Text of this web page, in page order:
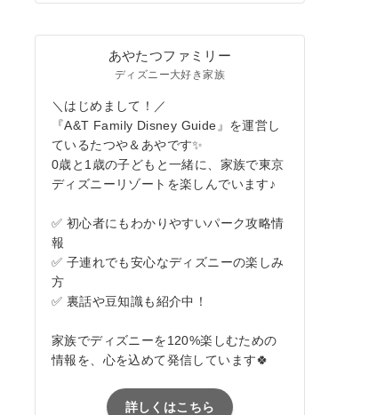
あやたつファミリー
ディズニー大好き家族
＼はじめまして！／
『A&T Family Disney Guide』を運営し
ているたつや＆あやです✨
0歳と1歳の子どもと一緒に、家族で東京
ディズニーリゾートを楽しんでいます♪
✅ 初心者にもわかりやすいパーク攻略情
報
✅ 子連れでも安心なディズニーの楽しみ
方
✅ 裏話や豆知識も紹介中！
家族でディズニーを120%楽しむための
情報を、心を込めて発信しています🍀
詳しくはこちら